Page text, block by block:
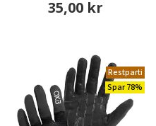
35,00 kr
Restparti
Spar 78%